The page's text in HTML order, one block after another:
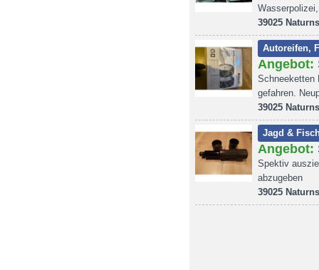
39025 Naturns
Autoreifen,
Angebot:
Schneeketten
gefahren.
39025 Naturns
Jagd &
Angebot:
Spektiv
abzugeben
39025 Naturns